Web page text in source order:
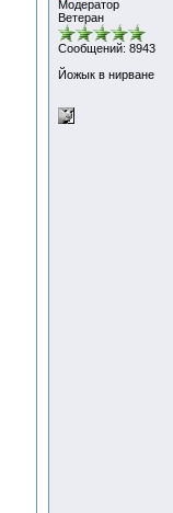
Модератор
Ветеран
Сообщений: 8943
Йожык в нирване